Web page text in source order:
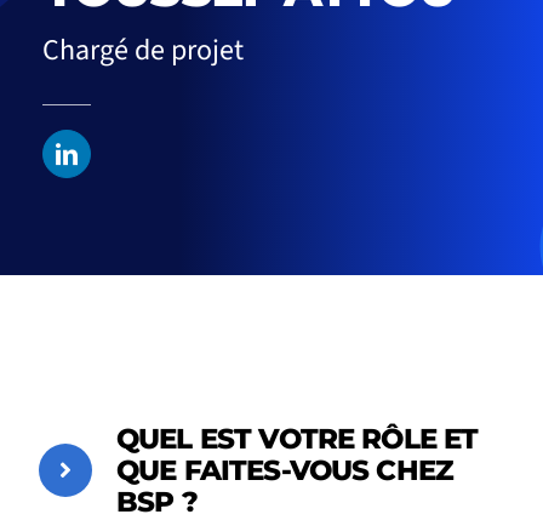
Chargé de projet
QUEL EST VOTRE RÔLE ET
QUE FAITES-VOUS CHEZ
BSP ?